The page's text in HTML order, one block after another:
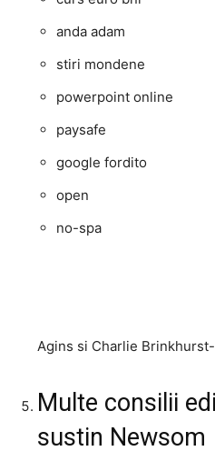
anda adam
stiri mondene
powerpoint online
paysafe
google fordito
open
no-spa
Agins si Charlie
Multe consilii
sustin Newsom